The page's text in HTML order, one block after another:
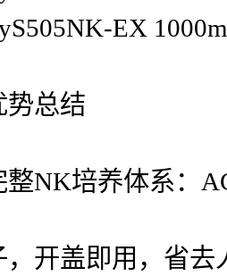
EX
势总结
整NK培养体系：
，开盖即用，省